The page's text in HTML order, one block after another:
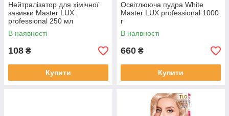
Нейтралізатор для хімічної
завивки Master LUX
professional 250 мл
В наявності
108 ₴
Купити
Освітлююча пудра White
Master LUX professional 1000
г
В наявності
660 ₴
Купити